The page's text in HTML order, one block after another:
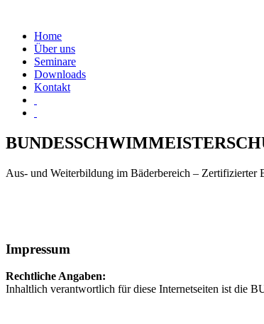
Home
Über uns
Seminare
Downloads
Kontakt
Aus- und Weiterbildung im Bäderbereich – Zertifizierter
Impressum
Rechtliche Angaben:
Inhaltlich verantwortlich für diese Internetseiten ist die